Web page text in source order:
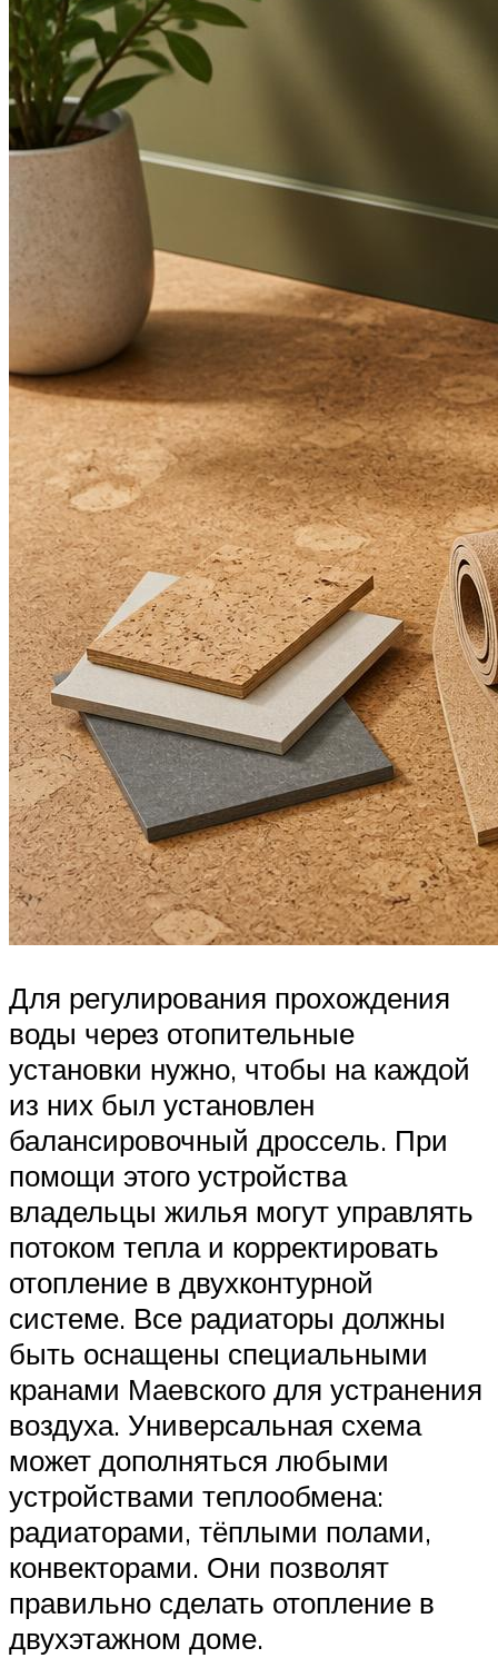
Для регулирования прохождения
воды через отопительные
установки нужно, чтобы на каждой
из них был установлен
балансировочный дроссель. При
помощи этого устройства
владельцы жилья могут управлять
потоком тепла и корректировать
отопление в двухконтурной
системе. Все радиаторы должны
быть оснащены специальными
кранами Маевского для устранения
воздуха. Универсальная схема
может дополняться любыми
устройствами теплообмена:
радиаторами, тёплыми полами,
конвекторами. Они позволят
правильно сделать отопление в
двухэтажном доме.